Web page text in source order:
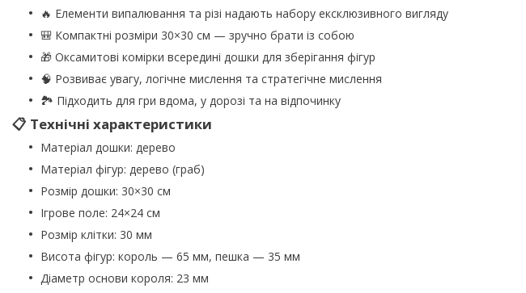
🔥 Елементи випалювання та різі надають набору ексклюзивного вигляду
🎒 Компактні розміри 30×30 см — зручно брати із собою
🎁 Оксамитові комірки всередині дошки для зберігання фігур
🧠 Розвиває увагу, логічне мислення та стратегічне мислення
🏞️ Підходить для гри вдома, у дорозі та на відпочинку
📋 Технічні характеристики
Матеріал дошки: дерево
Матеріал фігур: дерево (граб)
Розмір дошки: 30×30 см
Ігрове поле: 24×24 см
Розмір клітки: 30 мм
Висота фігур: король — 65 мм, пешка — 35 мм
Діаметр основи короля: 23 мм